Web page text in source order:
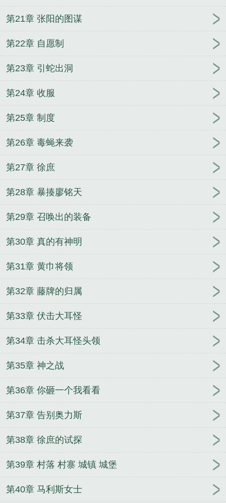
第21章 张阳的图谋
第22章 自愿制
第23章 引蛇出洞
第24章 收服
第25章 制度
第26章 毒蝇来袭
第27章 徐庶
第28章 暴揍廖铭天
第29章 召唤出的装备
第30章 真的有神明
第31章 黄巾将领
第32章 藤牌的归属
第33章 伏击大耳怪
第34章 击杀大耳怪头领
第35章 神之战
第36章 你砸一个我看看
第37章 告别奥力斯
第38章 徐庶的试探
第39章 村落 村寨 城镇 城堡
第40章 马利斯女士